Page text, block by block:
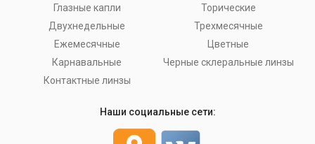
Глазные капли
Двухнедельные
Ежемесячные
Карнавальные
Контактные линзы
Торические
Трехмесячные
Цветные
Черные склеральные линзы
Наши социальные сети: